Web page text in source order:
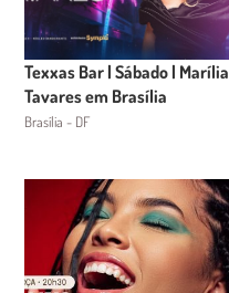
Texxas Bar | Sábado | Marília
Tavares em Brasília
Brasília - DF